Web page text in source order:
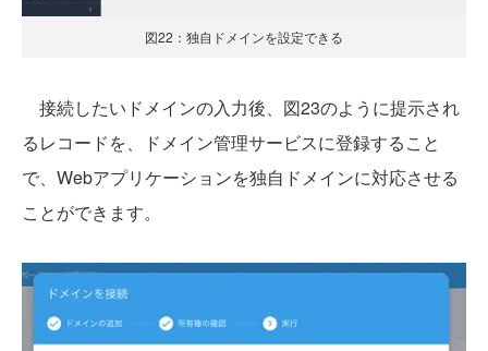
図22：独自ドメインを設定できる
接続したいドメインの入力後、図23のように提示され
るレコードを、ドメイン管理サービスに登録すること
で、Webアプリケーションを独自ドメインに対応させる
ことができます。